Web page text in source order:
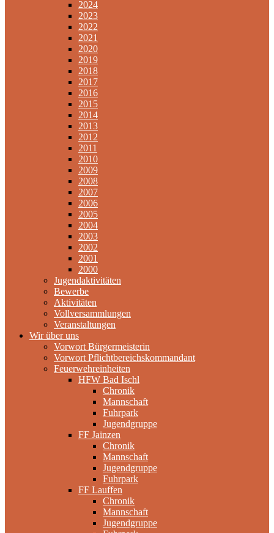
2024
2023
2022
2021
2020
2019
2018
2017
2016
2015
2014
2013
2012
2011
2010
2009
2008
2007
2006
2005
2004
2003
2002
2001
2000
Jugendaktivitäten
Bewerbe
Aktivitäten
Vollversammlungen
Veranstaltungen
Wir über uns
Vorwort Bürgermeisterin
Vorwort Pflichtbereichskommandant
Feuerwehreinheiten
HFW Bad Ischl
Chronik
Mannschaft
Fuhrpark
Jugendgruppe
FF Jainzen
Chronik
Mannschaft
Jugendgruppe
Fuhrpark
FF Lauffen
Chronik
Mannschaft
Jugendgruppe